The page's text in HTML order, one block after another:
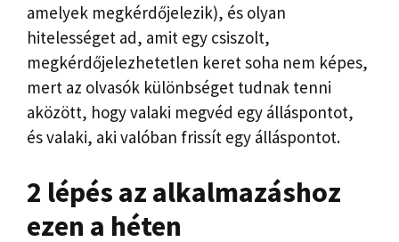
amelyek megkérdőjelezik), és olyan
hitelességet ad, amit egy csiszolt,
megkérdőjelezhetetlen keret soha nem képes,
mert az olvasók különbséget tudnak tenni
aközött, hogy valaki megvéd egy álláspontot,
és valaki, aki valóban frissít egy álláspontot.
2 lépés az alkalmazáshoz
ezen a héten